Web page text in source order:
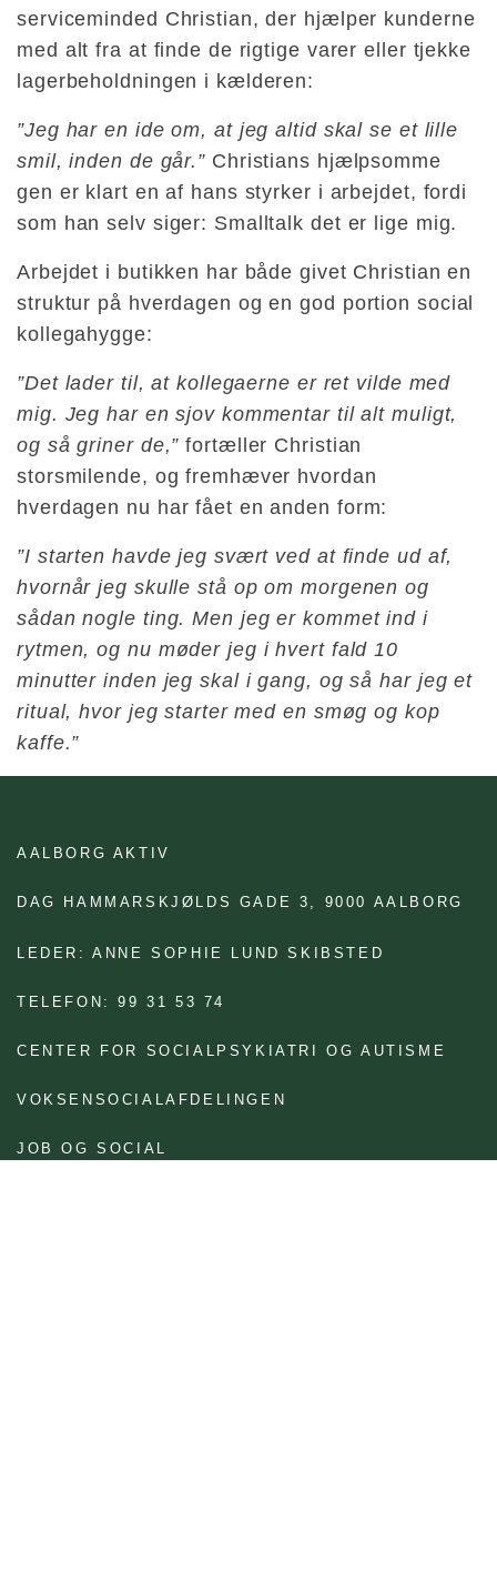
serviceminded Christian, der hjælper kunderne
med alt fra at finde de rigtige varer eller tjekke
lagerbeholdningen i kælderen:
”Jeg har en ide om, at jeg altid skal se et lille
smil, inden de går.” Christians hjælpsomme
gen er klart en af hans styrker i arbejdet, fordi
som han selv siger: Smalltalk det er lige mig.
Arbejdet i butikken har både givet Christian en
struktur på hverdagen og en god portion social
kollegahygge:
”Det lader til, at kollegaerne er ret vilde med
mig. Jeg har en sjov kommentar til alt muligt,
og så griner de,” fortæller Christian
storsmilende, og fremhæver hvordan
hverdagen nu har fået en anden form:
”I starten havde jeg svært ved at finde ud af,
hvornår jeg skulle stå op om morgenen og
sådan nogle ting. Men jeg er kommet ind i
rytmen, og nu møder jeg i hvert fald 10
minutter inden jeg skal i gang, og så har jeg et
ritual, hvor jeg starter med en smøg og kop
kaffe.”
AALBORG AKTIV
DAG HAMMARSKJØLDS GADE 3, 9000 AALBORG
LEDER: ANNE SOPHIE LUND SKIBSTED
TELEFON: 99 31 53 74
CENTER FOR SOCIALPSYKIATRI OG AUTISME
VOKSENSOCIALAFDELINGEN
JOB OG SOCIAL